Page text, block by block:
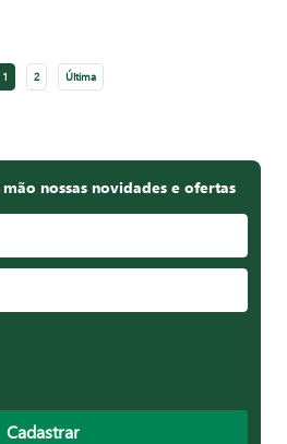
1 2 Última
nossas novidades e ofertas
Cadastrar